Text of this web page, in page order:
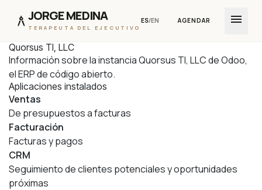
architecture JORGE MEDINA
TERAPEUTA DEL EJECUTIVO
ES/EN AGENDAR menu
Ir al contenido
Quorsus TI, LLC
Información sobre la instancia Quorsus TI, LLC de Odoo,
elERP de código abierto.
Aplicaciones instalados
Ventas
De presupuestos a facturas
Facturación
Facturas y pagos
CRM
Seguimiento de clientes potenciales y oportunidades
próximas